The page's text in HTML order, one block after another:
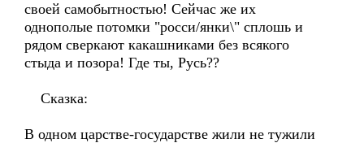
своей самобытностью! Сейчас же их
однополые потомки "росси/янки\" сплошь и
рядом сверкают какашниками без всякого
стыда и позора! Где ты, Русь??
Сказка:
В одном царстве-государстве жили не тужили